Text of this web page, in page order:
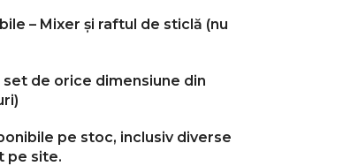
– Mixer și raftul de sticlă (nu
de orice dimensiune din
pe stoc, inclusiv diverse
pe site.